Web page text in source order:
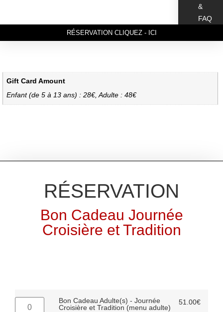
&
FAQ
RÉSERVATION CLIQUEZ - ICI
Gift Card Amount
Enfant (de 5 à 13 ans) : 28€, Adulte : 48€
RÉSERVATION
Bon Cadeau Journée
Croisière et Tradition
Bon Cadeau Adulte(s) - Journée
Croisière et Tradition (menu adulte)
51.00€